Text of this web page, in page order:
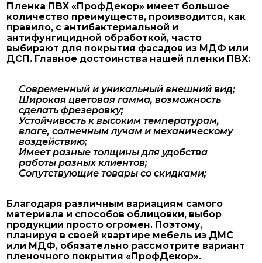
Пленка ПВХ «ПрофДекор» имеет большое
количество преимуществ, производится, как
правило, с антибактериальной и
антифунгицидной обработкой, часто
выбирают для покрытия фасадов из МДФ или
ДСП. Главное достоинства нашей пленки ПВХ:
Современный и уникальный внешний вид;
Широкая цветовая гамма, возможность
сделать фрезеровку;
Устойчивость к высоким температурам,
влаге, солнечным лучам и механическому
воздействию;
Имеет разные толщины для удобства
работы разных клиентов;
Сопутствующие товары со скидками;
Благодаря различным вариациям самого
материала и способов облицовки, выбор
продукции просто огромен. Поэтому,
планируя в своей квартире мебель из ДМС
или МДФ, обязательно рассмотрите вариант
пленочного покрытия «ПрофДекор».